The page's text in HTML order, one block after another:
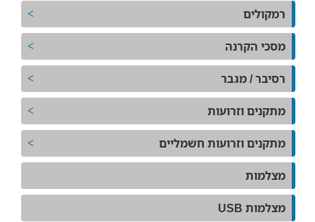
רמקולים
מסכי הקרנה
רסיבר / מגבר
מתקנים וזרועות
מתקנים וזרועות חשמליים
מצלמות
מצלמות USB